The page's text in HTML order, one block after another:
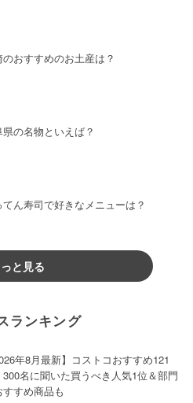
のおすすめのお土産は？
県の名物といえば？
てん寿司で好きなメニューは？
と見る
ランキング
年8月最新】コストコおすすめ121
300名に聞いた買うべき人気1位＆部門
すすめ商品も